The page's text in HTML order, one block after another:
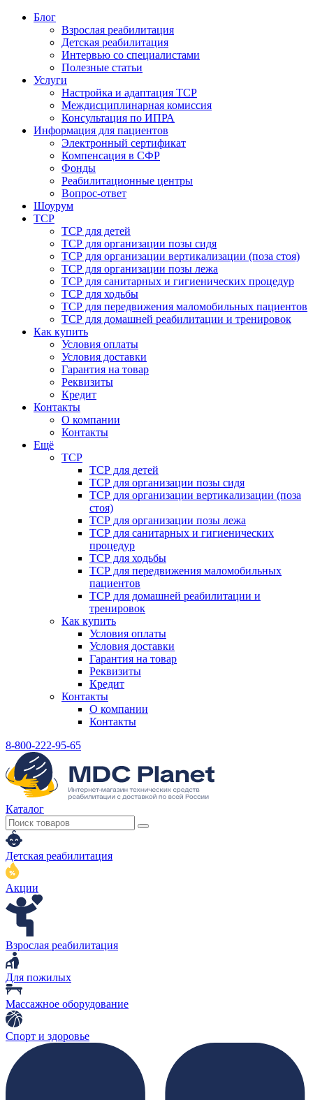
Блог
Взрослая реабилитация
Детская реабилитация
Интервью со специалистами
Полезные статьи
Услуги
Настройка и адаптация ТСР
Междисциплинарная комиссия
Консультация по ИПРА
Информация для пациентов
Электронный сертификат
Компенсация в СФР
Фонды
Реабилитационные центры
Вопрос-ответ
Шоурум
ТСР
ТСР для детей
ТСР для организации позы сидя
ТСР для организации вертикализации (поза стоя)
ТСР для организации позы лежа
ТСР для санитарных и гигиенических процедур
ТСР для ходьбы
ТСР для передвижения маломобильных пациентов
ТСР для домашней реабилитации и тренировок
Как купить
Условия оплаты
Условия доставки
Гарантия на товар
Реквизиты
Кредит
Контакты
О компании
Контакты
Ещё
ТСР
ТСР для детей
ТСР для организации позы сидя
ТСР для организации вертикализации (поза
стоя)
ТСР для организации позы лежа
ТСР для санитарных и гигиенических
процедур
ТСР для ходьбы
ТСР для передвижения маломобильных
пациентов
ТСР для домашней реабилитации и
тренировок
Как купить
Условия оплаты
Условия доставки
Гарантия на товар
Реквизиты
Кредит
Контакты
О компании
Контакты
8-800-222-95-65
Каталог
Детская реабилитация
Акции
Взрослая реабилитация
Для пожилых
Массажное оборудование
Спорт и здоровье